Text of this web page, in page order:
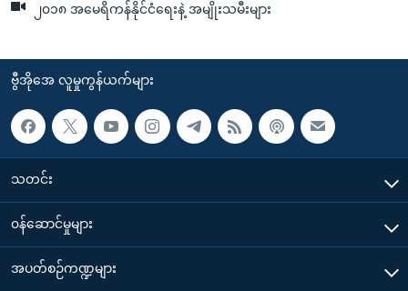
၂၀၁၈ အမေရိကန်နိုင်ငံရေးနဲ့ အမျိုးသမီးများ
ဗွီအိုအေ လူမှုကွန်ယက်များ
သတင်း
၀န်ဆောင်မှုများ
အပတ်စဉ်ကဏ္ဍများ